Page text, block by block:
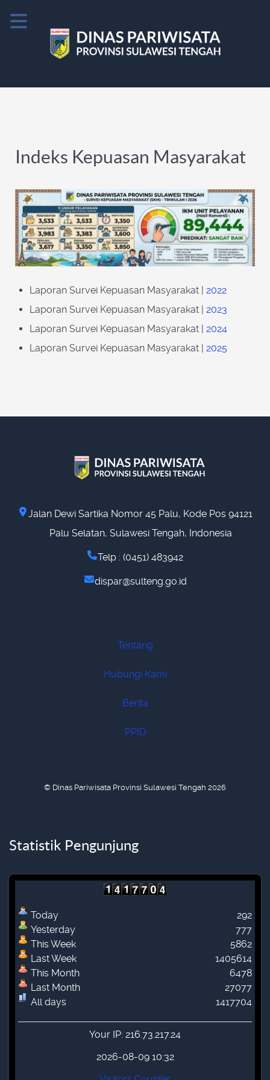
Indeks Kepuasan Masyarakat
Laporan Survei Kepuasan Masyarakat | 2022
Laporan Survei Kepuasan Masyarakat | 2023
Laporan Survei Kepuasan Masyarakat | 2024
Laporan Survei Kepuasan Masyarakat | 2025
Jalan Dewi Sartika Nomor 45 Palu, Kode Pos 94121
Palu Selatan, Sulawesi Tengah, Indonesia
Telp : (0451) 483942
dispar@sulteng.go.id
Tentang
Hubungi Kami
Berita
PPID
© Dinas Pariwisata Provinsi Sulawesi Tengah 2026
Statistik Pengunjung
Today
Yesterday
This Week
Last Week
This Month
Last Month
All days
292
777
5862
1405614
6478
27077
1417704
Your IP: 216.73.217.24
2026-08-09 10:32